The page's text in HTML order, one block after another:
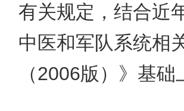
有关规定，结合近
中医和军队系统相
（2006版）》基础